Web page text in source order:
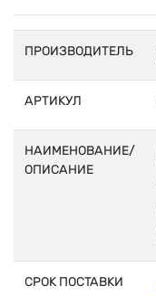
ПРОИЗВОДИТЕЛЬ
АРТИКУЛ
НАИМЕНОВАНИЕ/
ОПИСАНИЕ
СРОК ПОСТАВКИ